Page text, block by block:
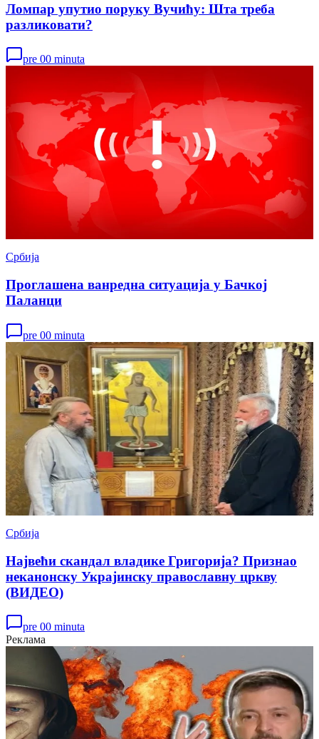
Ломпар упутио поруку Вучићу: Шта треба
разликовати?
pre 00 minuta
Србија
Проглашена ванредна ситуација у Бачкој
Паланци
pre 00 minuta
Србија
Највећи скандал владике Григорија? Признао
неканонску Украјинску православну цркву
(ВИДЕО)
pre 00 minuta
Реклама